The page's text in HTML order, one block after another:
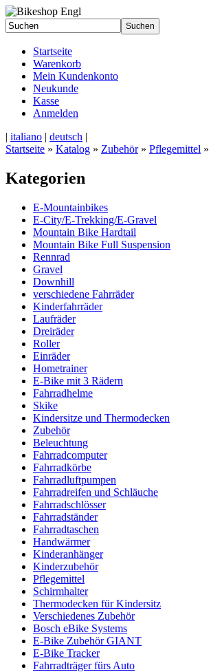
Startseite
Warenkorb
Mein Kundenkonto
Neukunde
Kasse
Anmelden
| italiano | deutsch |
Startseite » Katalog » Zubehör» Pflegemittel »
Kategorien
E-Mountainbikes
E-City/E-Trekking/E-Gravel
Mountain Bike Hardtail
Mountain Bike Full Suspension
Rennrad
Gravel
Downhill
verschiedene Fahrräder
Kinderfahrräder
Laufräder
Dreiräder
Roller
Einräder
Hometrainer
E-Bike mit 3 Rädern
Fahrradhelme
Skike
Kindersitze und Thermodecken
Zubehör
Beleuchtung
Fahrradcomputer
Fahrradkörbe
Fahrradluftpumpen
Fahrradreifen und Schläuche
Fahrradschlösser
Fahrradständer
Fahrradtaschen
Handwärmer
Kinderanhänger
Kinderzubehör
Pflegemittel
Schirmhalter
Thermodecken für Kindersitz
Verschiedenes Zubehör
Bosch eBike Systems
E-Bike Zubehör GIANT
E-Bike Tracker
Fahrradträger fürs Auto